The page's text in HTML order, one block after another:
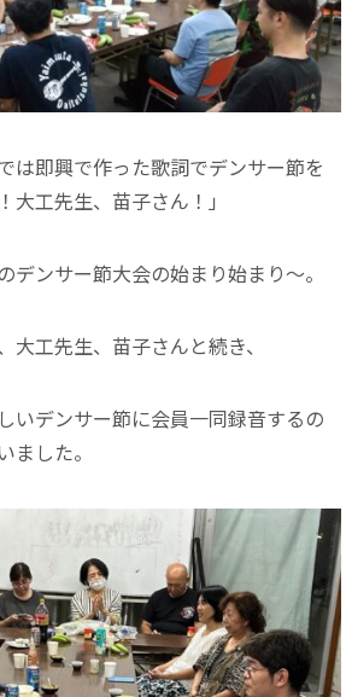
は即興で作った歌詞でデンサー節を
大工先生、苗子さん！」
デンサー節大会の始まり始まり〜。
大工先生、苗子さんと続き、
いデンサー節に会員一同録音するの
ました。